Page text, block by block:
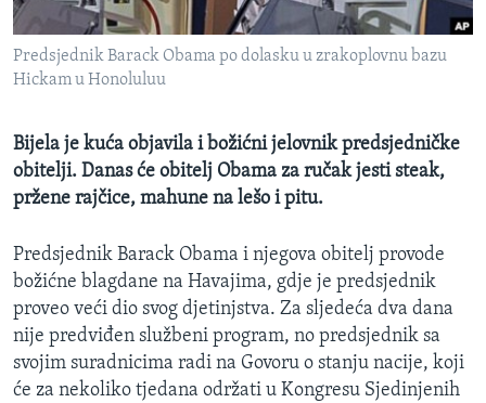
MAGAZIN
O GLASU AMERIKE
PRATITE NAS
Jezici
Predsjednik Barack Obama po dolasku u zrakoplovnu bazu
Hickam u Honoluluu
Bijela je kuća objavila i božićni jelovnik predsjedničke
obitelji. Danas će obitelj Obama za ručak jesti steak,
pržene rajčice, mahune na lešo i pitu.
Predsjednik Barack Obama i njegova obitelj provode
božićne blagdane na Havajima, gdje je predsjednik
proveo veći dio svog djetinjstva. Za sljedeća dva dana
nije predviđen službeni program, no predsjednik sa
svojim suradnicima radi na Govoru o stanju nacije, koji
će za nekoliko tjedana održati u Kongresu Sjedinjenih